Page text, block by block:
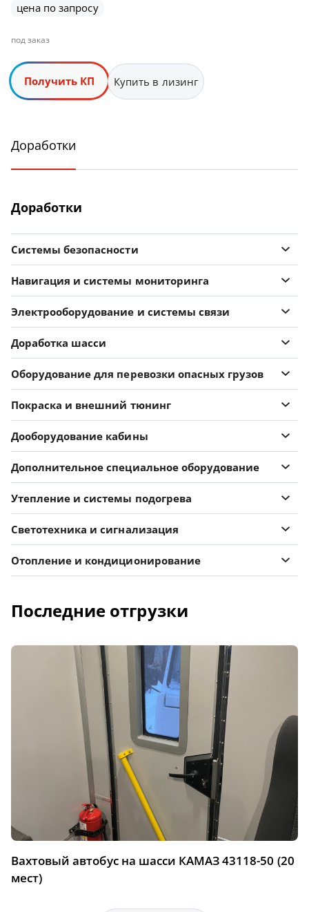
цена по запросу
под заказ
Получить КП Купить в лизинг
Доработки
Доработки
Системы безопасности
Навигация и системы мониторинга
Электрооборудование и системы связи
Доработка шасси
Оборудование для перевозки опасных грузов
Покраска и внешний тюнинг
Дооборудование кабины
Дополнительное специальное оборудование
Утепление и системы подогрева
Светотехника и сигнализация
Отопление и кондиционирование
Последние отгрузки
Вахтовый автобус на шасси КАМАЗ 43118-50 (20
мест)